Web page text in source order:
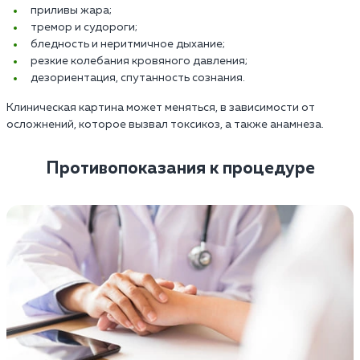
приливы жара;
тремор и судороги;
бледность и неритмичное дыхание;
резкие колебания кровяного давления;
дезориентация, спутанность сознания.
Клиническая картина может меняться, в зависимости от
осложнений, которое вызвал токсикоз, а также анамнеза.
Противопоказания к процедуре